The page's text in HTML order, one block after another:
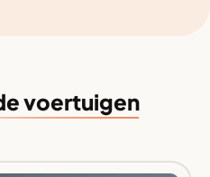
voertuigen